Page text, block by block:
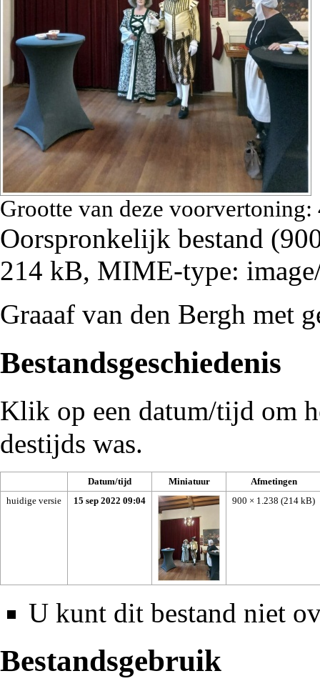
Grootte van deze voorvertoning:
Oorspronkelijk bestand
214 kB, MIME-type:
Graaaf van den Bergh met
Bestandsgeschiedenis
Klik op een datum/tijd om
destijds was.
Datum/tijd Miniatuur
Afmetingen
huidige versie
15 sep 2022 09:04 900 × 1.238 (214 kB)
U kunt dit bestand niet
Bestandsgebruik